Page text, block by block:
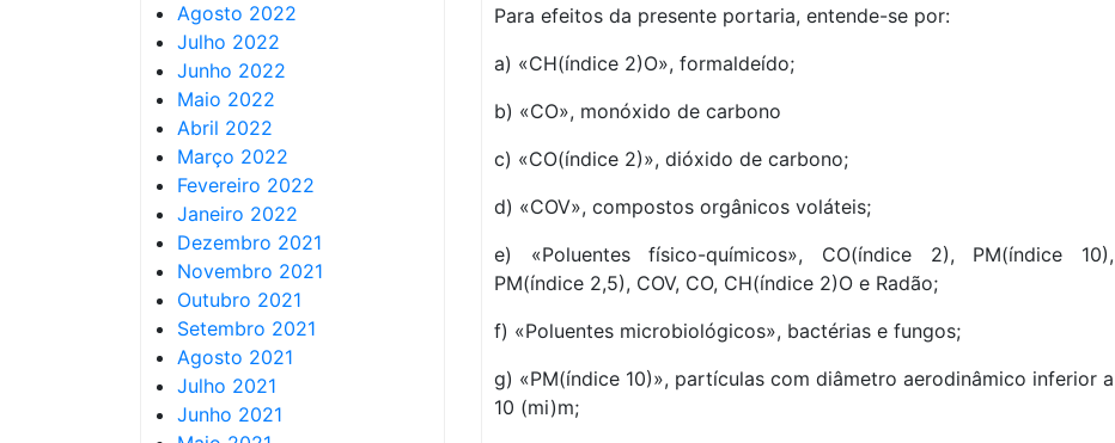
Agosto 2022
Julho 2022
Junho 2022
Maio 2022
Abril 2022
Março 2022
Fevereiro 2022
Janeiro 2022
Dezembro 2021
Novembro 2021
Outubro 2021
Setembro 2021
Agosto 2021
Julho 2021
Junho 2021
Para efeitos da presente portaria, entende-se por:
a) «CH(índice 2)O», formaldeído;
b) «CO», monóxido de carbono
c) «CO(índice 2)», dióxido de carbono;
d) «COV», compostos orgânicos voláteis;
e) «Poluentes físico-químicos», CO(índice 2), PM(índice 10),
PM(índice 2,5), COV, CO, CH(índice 2)O e Radão;
f) «Poluentes microbiológicos», bactérias e fungos;
g) «PM(índice 10)», partículas com diâmetro aerodinâmico inferior a
10 (mi)m;